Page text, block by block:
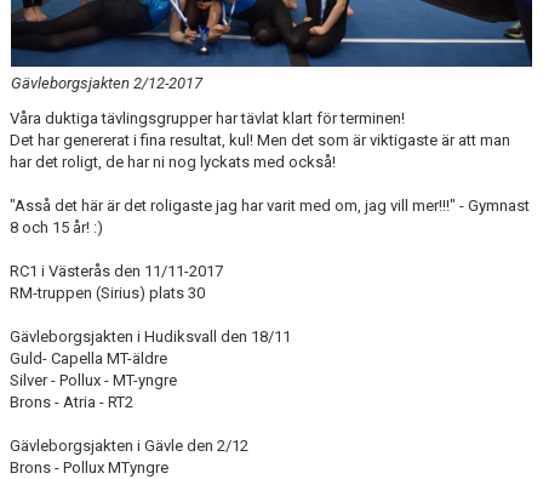
TÄVLING 9-10 MAJ
Gävleborgsjakten 2/12-2017
Våra duktiga tävlingsgrupper har tävlat klart för terminen!
Det har genererat i fina resultat, kul! Men det som är viktigaste är att man
har det roligt, de har ni nog lyckats med också!
"Asså det här är det roligaste jag har varit med om, jag vill mer!!!" - Gymnast
8 och 15 år! :)
RC1 i Västerås den 11/11-2017
RM-truppen (Sirius) plats 30
Gävleborgsjakten i Hudiksvall den 18/11
Guld- Capella MT-äldre
Silver - Pollux - MT-yngre
Brons - Atria - RT2
Gävleborgsjakten i Gävle den 2/12
Brons - Pollux MTyngre